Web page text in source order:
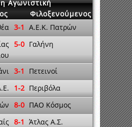
Αγωνιστική
Φιλοξενούμενος
3-1 Α.Ε.Κ. Πατρών
5-0 Γαλήνη
3-1
Πετεινοί
1-2 Περιβόλα
8-0 ΠΑΟ Κόσμος
8-1 Άτλας Α.Σ.